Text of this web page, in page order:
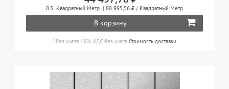
0.5 Квадратный Метр | 88 995,56 ₽ / Квадратный Метр
В корзину
*без учета 19% НДС без учета Стоимость доставки